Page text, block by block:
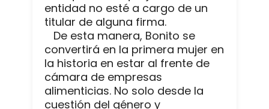
entidad no esté a cargo de un
titular de alguna firma.
De esta manera, Bonito se
convertirá en la primera mujer en
la historia en estar al frente de
cámara de empresas
alimenticias. No solo desde la
cuestión del género y